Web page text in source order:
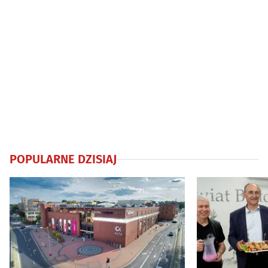
POPULARNE DZISIAJ